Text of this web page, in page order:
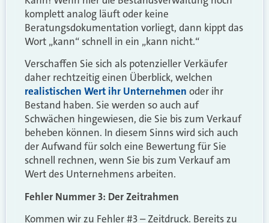
komplett analog läuft oder keine
Beratungsdokumentation vorliegt, dann kippt das
Wort „kann“ schnell in ein „kann nicht.“
Verschaffen Sie sich als potenzieller Verkäufer
daher rechtzeitig einen Überblick, welchen
realistischen Wert ihr Unternehmen oder ihr
Bestand haben. Sie werden so auch auf
Schwächen hingewiesen, die Sie bis zum Verkauf
beheben können. In diesem Sinns wird sich auch
der Aufwand für solch eine Bewertung für Sie
schnell rechnen, wenn Sie bis zum Verkauf am
Wert des Unternehmens arbeiten.
Fehler Nummer 3: Der Zeitrahmen
Kommen wir zu Fehler #3 – Zeitdruck. Bereits zu